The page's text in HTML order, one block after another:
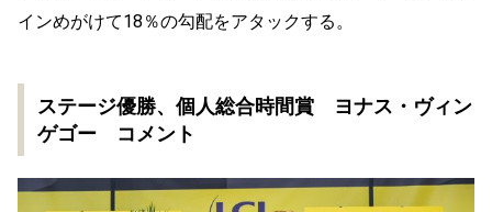
インめがけて18％の勾配をアタックする。
ステージ優勝、個人総合時間賞 ヨナス・ヴィン
ゲゴー コメント